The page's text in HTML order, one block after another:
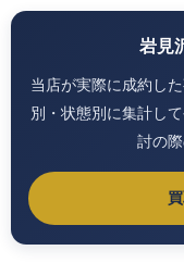
岩見
当店が実際に成約し
別・状態別に集計し
討の